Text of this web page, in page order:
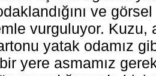
ve görsel
vurguluyor. Kuzu,
yatak odamız
yere asmamız